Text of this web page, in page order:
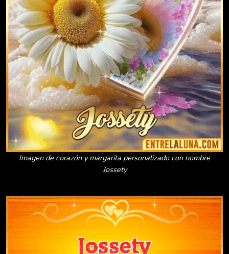
Imagen de corazón y margarita personalizado con nombre
Jossety